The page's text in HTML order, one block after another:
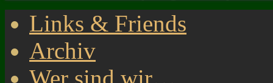
Links & Friends
Archiv
Wer sind wir…